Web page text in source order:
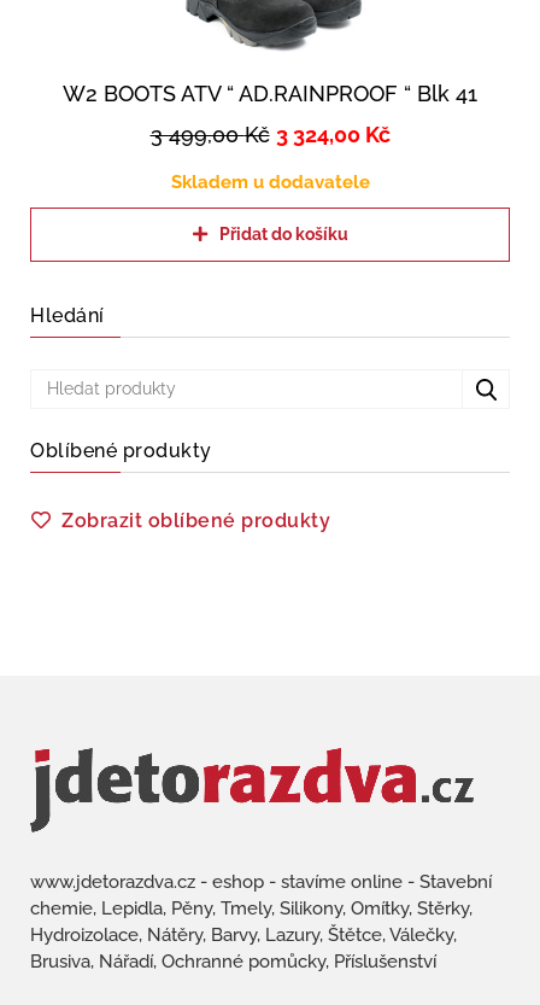
W2 BOOTS ATV “ AD.RAINPROOF “ Blk 41
3 499,00Kč 3 324,00 Kč
Skladem u dodavatele
Přidat do košíku
Hledání
Oblíbené produkty
Zobrazit oblíbené produkty
www.jdetorazdva.cz - eshop - stavíme online - Stavební
chemie, Lepidla, Pěny, Tmely, Silikony, Omítky, Stěrky,
Hydroizolace, Nátěry, Barvy, Lazury, Štětce, Válečky,
Brusiva, Nářadí, Ochranné pomůcky, Příslušenství